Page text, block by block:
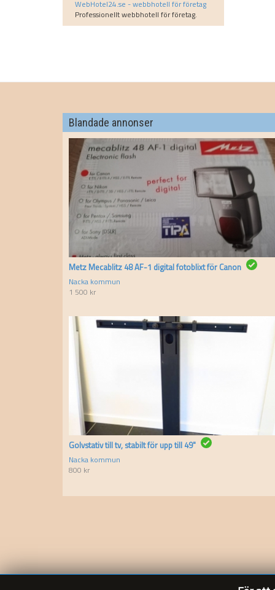
WebHotel24.se - webbhotell för företag
Professionellt webbhotell för företag.
Blandade annonser
Metz Mecablitz 48 AF-1 digital fotoblixt för Canon
Nacka kommun
1 500 kr
Golvstativ till tv, stabilt för upp till 49"
Nacka kommun
800 kr